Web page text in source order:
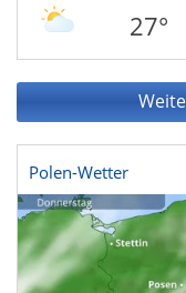
27°
Polen-Wetter